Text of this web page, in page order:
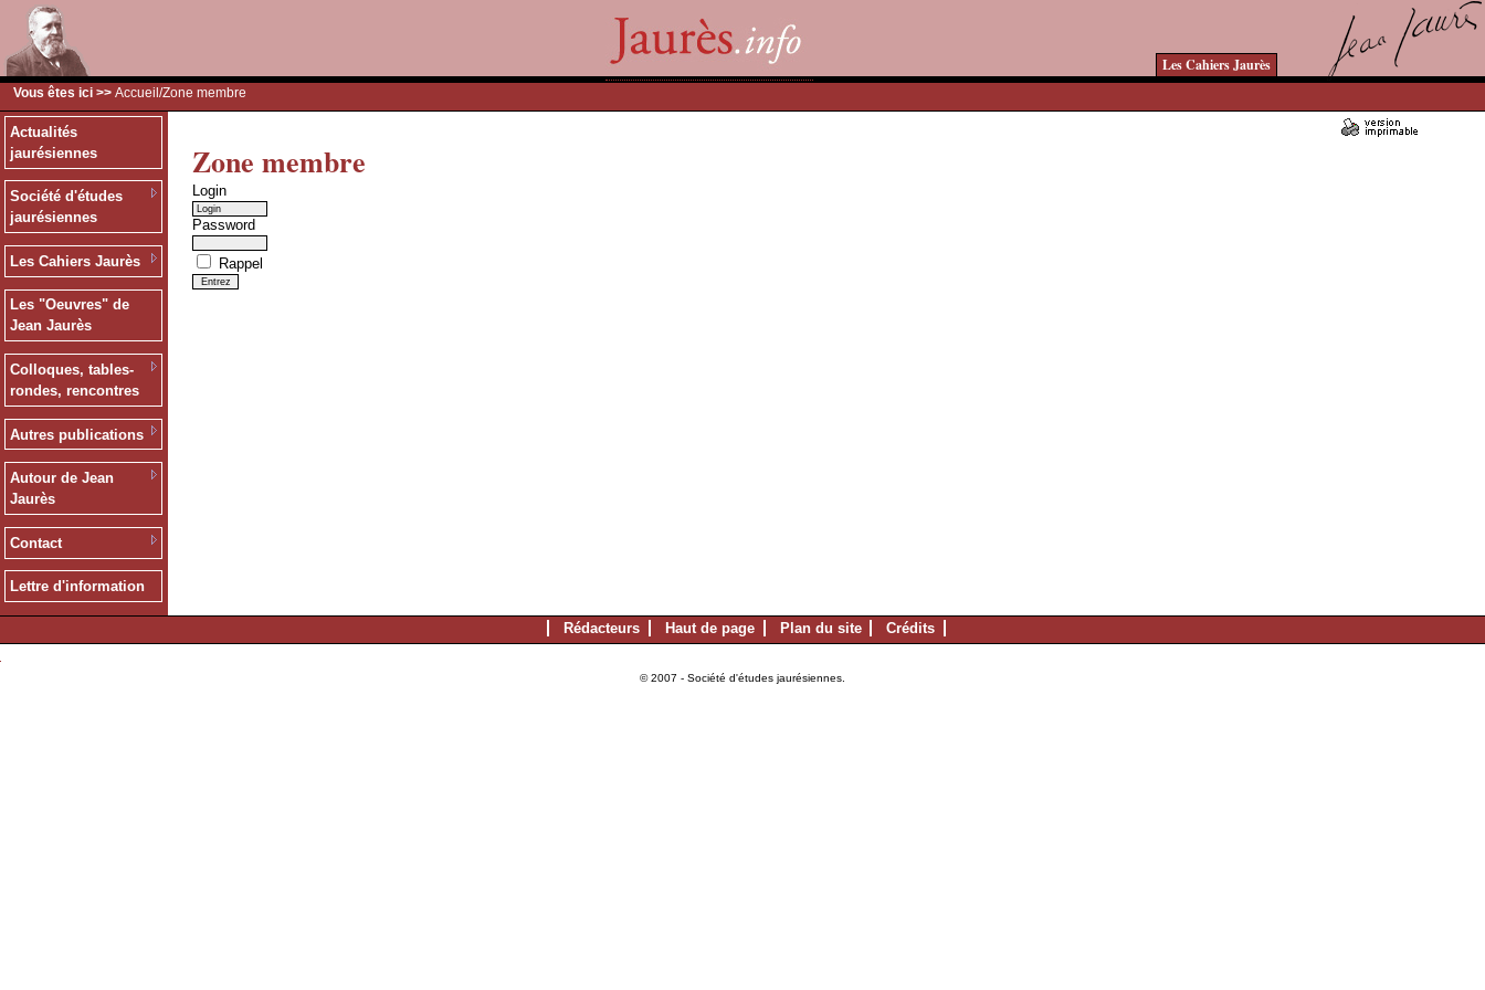
Les Cahiers Jaurès
Vous êtes ici >> Accueil /Zone membre
Actualités
jaurésiennes
Société d'études
jaurésiennes
Les Cahiers Jaurès
Les "Oeuvres" de
Jean Jaurès
Colloques, tables-
rondes, rencontres
Autres publications
Autour de Jean
Jaurès
Contact
Lettre d'information
Zone membre
Login
Password
Rappel
Rédacteurs Haut de page Plan du site Crédits
© 2007 - Société d'études jaurésiennes.